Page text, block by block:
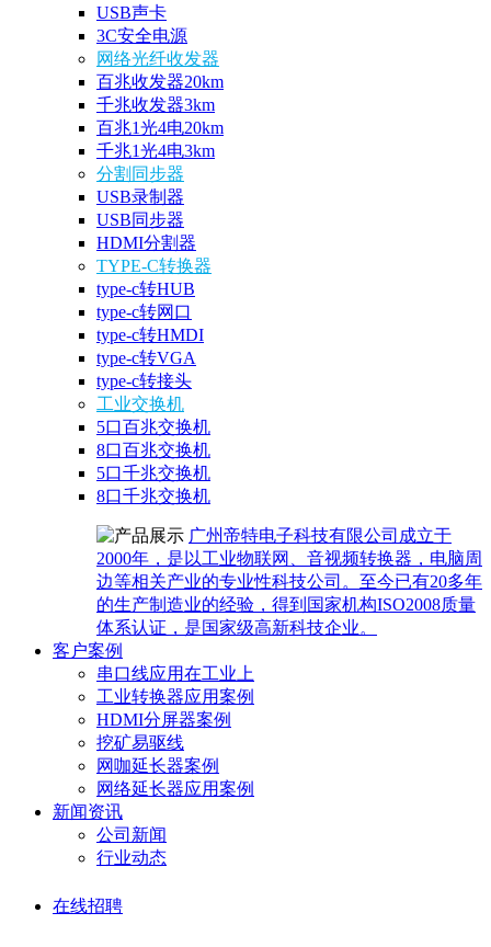
USB声卡
3C安全电源
网络光纤收发器
百兆收发器20km
千兆收发器3km
百兆1光4电20km
千兆1光4电3km
分割同步器
USB录制器
USB同步器
HDMI分割器
TYPE-C转换器
type-c转HUB
type-c转网口
type-c转HMDI
type-c转VGA
type-c转接头
工业交换机
5口百兆交换机
8口百兆交换机
5口千兆交换机
8口千兆交换机
广州帝特电子科技有限公司成立于
2000年，是以工业物联网、音视频转换器，电脑周
边等相关产业的专业性科技公司。至今已有20多年
的生产制造业的经验，得到国家机构ISO2008质量
体系认证，是国家级高新科技企业。
客户案例
串口线应用在工业上
工业转换器应用案例
HDMI分屏器案例
挖矿易驱线
网咖延长器案例
网络延长器应用案例
新闻资讯
公司新闻
行业动态
在线招聘